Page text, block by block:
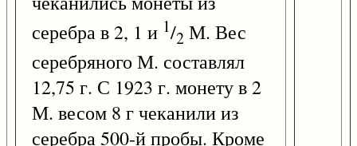
серебра в 2, 1 и 1/2 М. Вес
серебряного М. составлял
12,75 г. С 1923 г. монету в 2
М. весом 8 г чеканили из
серебра 500-й пробы. Кроме